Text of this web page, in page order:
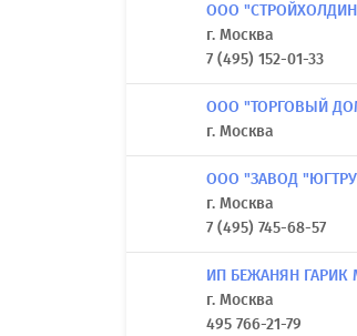
ООО
г. Москва
7 (495) 152-01-33
ООО "ТОРГОВЫЙ
г. Москва
ООО "ЗАВОД
г. Москва
7 (495) 745-68-57
ИП БЕЖАНЯН ГАРИК
г. Москва
495 766-21-79